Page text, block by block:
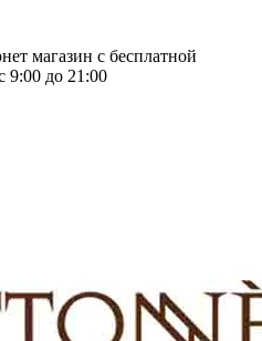
магазин с бесплатной
9:00 до 21:00